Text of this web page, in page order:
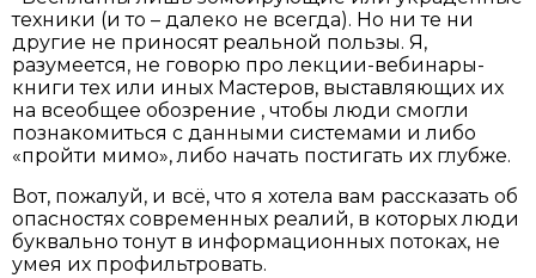
техники (и то – далеко не всегда). Но ни те ни
другие не приносят реальной пользы. Я,
разумеется, не говорю про лекции-вебинары-
книги тех или иных Мастеров, выставляющих их
на всеобщее обозрение , чтобы люди смогли
познакомиться с данными системами и либо
«пройти мимо», либо начать постигать их глубже.
Вот, пожалуй, и всё, что я хотела вам рассказать об
опасностях современных реалий, в которых люди
буквально тонут в информационных потоках, не
умея их профильтровать.